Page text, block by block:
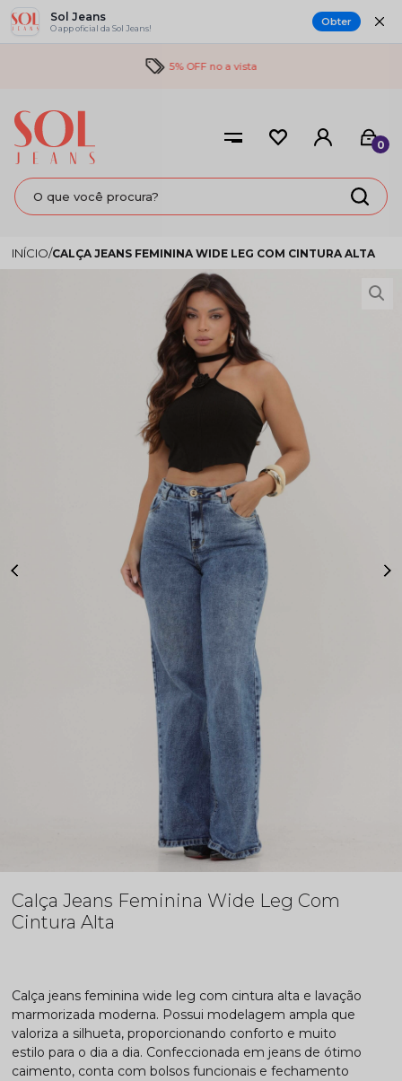
Sol Jeans
O app oficial da Sol Jeans! Obter
5% OFF no a vista
0
CALÇA JEANS FEMININA WIDE LEG COM CINTURA ALTA
Calça Jeans Feminina Wide Leg Com
Cintura Alta
Calça jeans feminina wide leg com cintura alta e lavação
marmorizada moderna. Possui modelagem ampla que
valoriza a silhueta, proporcionando conforto e muito
estilo para o dia a dia. Confeccionada em jeans de ótimo
caimento, conta com bolsos funcionais e fechamento